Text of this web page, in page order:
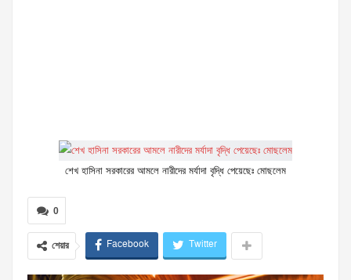
শেখ হাসিনা সরকারের আমলে নারীদের মর্যাদা বৃদ্ধি পেয়েছেঃ মোছলেম
0
শেয়ার Facebook Twitter